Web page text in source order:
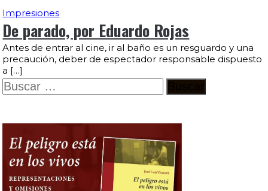
Impresiones
De parado, por Eduardo Rojas
Antes de entrar al cine, ir al baño es un resguardo y una
precaución, deber de espectador responsable dispuesto
a […]
Buscar: